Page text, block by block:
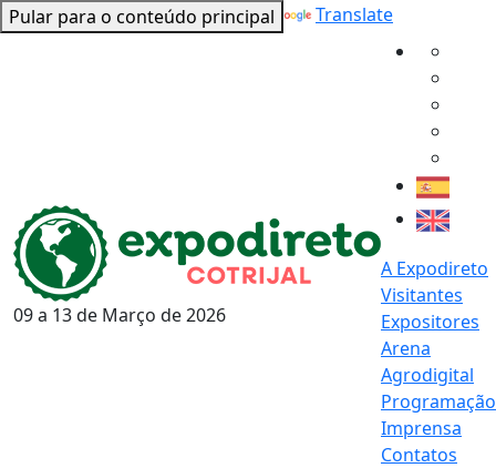
Powered by Translate
Pular para o conteúdo principal
09 a 13 de Março de 2026
A Expodireto
Visitantes
Expositores
Arena
Agrodigital
Programação
Imprensa
Contatos